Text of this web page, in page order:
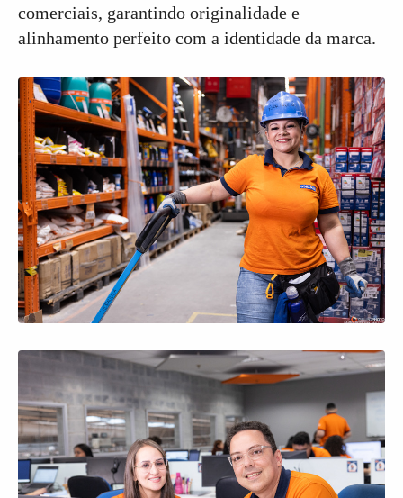
comerciais, garantindo originalidade e
alinhamento perfeito com a identidade da marca.